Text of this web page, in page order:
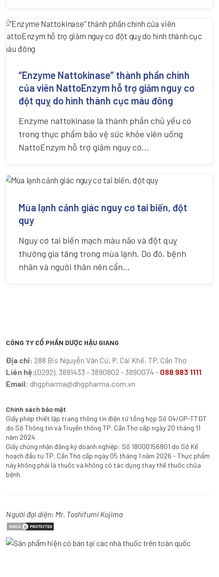
“Enzyme Nattokinase” thành phần chính
của viên NattoEnzym hỗ trợ giảm nguy cơ
đột quỵ do hình thành cục máu đông
Enzyme nattokinase là thành phần chủ yếu có
trong thực phẩm bảo vệ sức khỏe viên uống
NattoEnzym hỗ trợ giảm nguy cơ...
Mùa lạnh cảnh giác nguy cơ tai biến, đột
quy
Nguy cơ tai biến mạch máu não và đột quỵ
thường gia tăng trong mùa lạnh. Do đó, bệnh
nhân và người thân nên cẩn...
CÔNG TY CỔ PHẦN DƯỢC HẬU GIANG
Địa chỉ: 288 Bis Nguyễn Văn Cừ, P. Cái Khế, TP. Cần Thơ
Liên hệ:(0292). 3891433 - 3890802 - 3890074 - 088 983 1111
Email: dhgpharma@dhgpharma.com.vn
Chính sách bảo mật
Giấy phép thiết lập trang thông tin điện tử tổng hợp Số 04/GP-TTĐT
do Sở Thông tin và Truyền thông TP. Cần Thơ cấp ngày 20 tháng 11
năm 2024
Giấy chứng nhận đăng ký doanh nghiệp: Số 18000156801 do Sở Kế
hoạch đầu tư TP. Cần Thơ cấp ngày 05 tháng 1 năm 2026 - Thực phẩm
này không phải là thuốc và không có tác dụng thay thế thuốc chữa
bệnh.
Người đại diện: Mr. Toshifumi Kojima